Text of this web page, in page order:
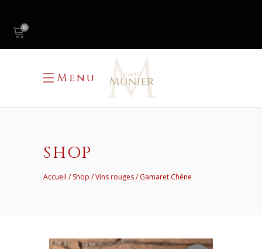
0
Menu
SHOP
Accueil Shop Vins rouges Gamaret Chêne